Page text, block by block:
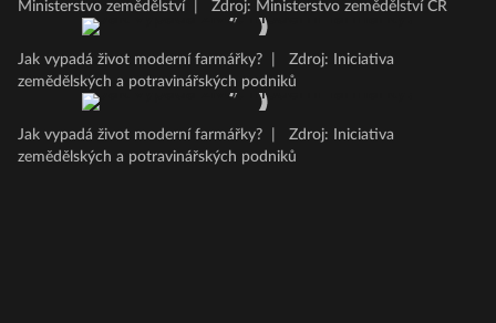
Ministerstvo zemědělství Zdroj: Ministerstvo zemědělství ČR
Jak vypadá život moderní farmářky?
Zdroj: Iniciativa
zemědělských a potravinářských podniků
Jak vypadá život moderní farmářky?
Zdroj: Iniciativa
zemědělských a potravinářských podniků